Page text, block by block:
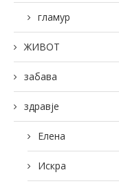
гламур
ЖИВОТ
забава
здравје
Елена
Искра